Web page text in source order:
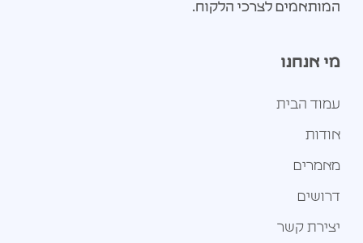
המותאמים לצרכי הלקוח.
מי אנחנו
עמוד הבית
אודות
מאמרים
דרושים
יצירת קשר